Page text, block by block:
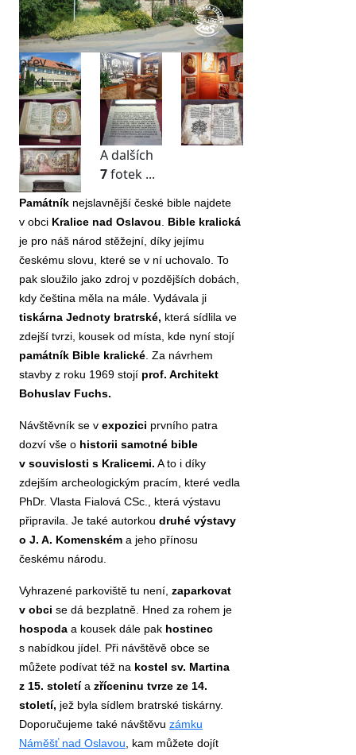
prev
next
A dalších
7fotek ...
Památník nejslavnější české bible najdete
v obci Kralice nad Oslavou
Bible kralická
je pro náš národ stěžejní, díky jejímu
českému slovu, které se v ní uchovalo. To
pak sloužilo jako zdroj v pozdějších dobách,
kdy čeština měla na mále. Vydávala ji
tiskárna Jednoty bratrské, která sídlila ve
zdejší tvrzi, kousek od místa, kde nyní stojí
památník Bible kralické . Za návrhem
stavby z roku 1969 stojí prof. Architekt
Bohuslav Fuchs.
Návštěvník se v expozici prvního patra
dozví vše o historii samotné bible
v souvislosti s Kralicemi. A to i díky
zdejším archeologickým pracím, které vedla
PhDr. Vlasta Fialová CSc., která výstavu
připravila. Je také autorkou druhé výstavy
o J. A. Komenském a jeho přínosu
českému národu.
Vyhrazené parkoviště tu není, zaparkovat
v obci se dá bezplatně. Hned za rohem je
hospoda a kousek dále pak hostinec
s nabídkou jídel. Při návštěvě obce se
můžete podívat též na kostel sv. Martina
z 15. stoletía zříceninu tvrze ze 14.
století, jež byla sídlem bratrské tiskárny.
Doporučujeme také návštěvu zámku
Náměšť nad Oslavou , kam můžete dojít